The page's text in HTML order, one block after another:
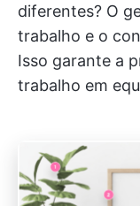
diferentes? O
trabalho e o
Isso garante a
trabalho em